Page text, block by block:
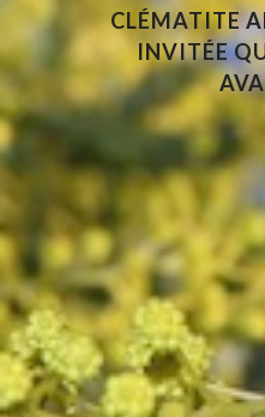
CLÉMATITE
INVITÉE